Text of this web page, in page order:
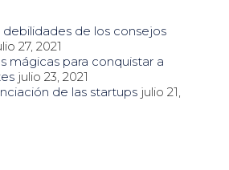
debilidades de los consejos
27, 2021
mágicas para conquistar a
julio 23, 2021
de las startups julio 21,